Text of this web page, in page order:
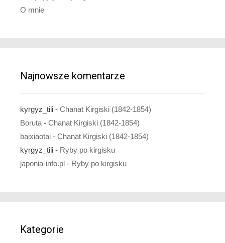
O mnie
Najnowsze komentarze
kyrgyz_tili - Chanat Kirgiski (1842-1854)
Boruta- Chanat Kirgiski (1842-1854)
baixiaotai - Chanat Kirgiski (1842-1854)
kyrgyz_tili - Ryby po kirgisku
japonia-info.pl - Ryby po kirgisku
Kategorie